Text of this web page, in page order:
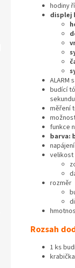
hodiny
displej
ALARM
budící
měření
funkce
barva:
velikost
rozměr
Rozsah
1 ks
krabička